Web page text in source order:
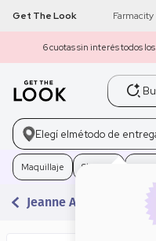
Get The Look Farmacity
6 cuotas sin interés todos los
Buscar
Elegí elmétodo de
Maquillaje Skincare
Jeanne Arthes Paris
1 get the look
2 máscara pestañas
loreal
4. brochas